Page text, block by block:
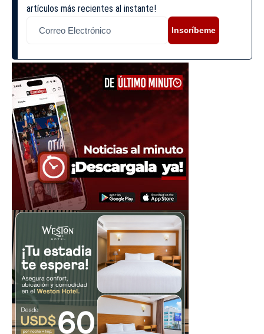
artículos más recientes al instante!
Inscríbeme